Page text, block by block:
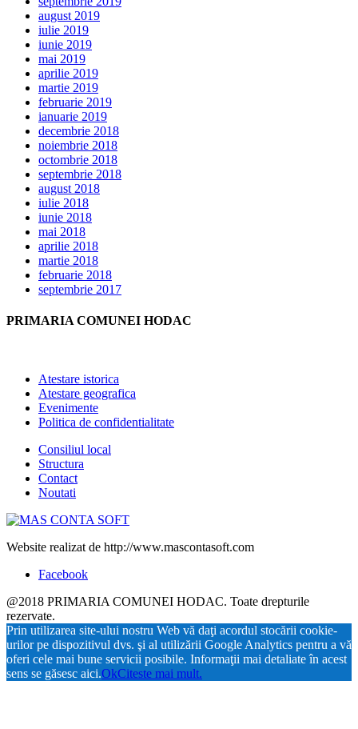
august 2019
iulie 2019
iunie 2019
mai 2019
aprilie 2019
martie 2019
februarie 2019
ianuarie 2019
decembrie 2018
noiembrie 2018
octombrie 2018
septembrie 2018
august 2018
iulie 2018
iunie 2018
mai 2018
aprilie 2018
martie 2018
februarie 2018
septembrie 2017
PRIMARIA COMUNEI HODAC
Atestare istorica
Atestare geografica
Evenimente
Politica de confidentialitate
Consiliul local
Structura
Contact
Noutati
Website realizat de http://www.mascontasoft.com
Facebook
@2018 PRIMARIA COMUNEI HODAC. Toate drepturile
rezervate.
Prin utilizarea site-ului nostru Web vă daţi acordul stocării cookie-
urilor pe dispozitivul dvs. şi al utilizării Google Analytics pentru a vă
oferi cele mai bune servicii posibile. Informaţii mai detaliate în acest
sens se găsesc aici.OkCiteste mai mult.